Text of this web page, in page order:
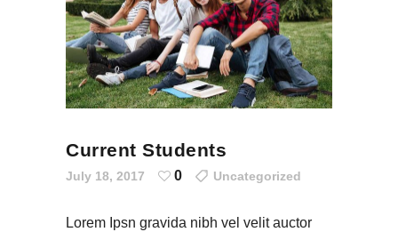
Current Students
July 18, 2017 0 Uncategorized
Lorem Ipsn gravida nibh vel velit auctor